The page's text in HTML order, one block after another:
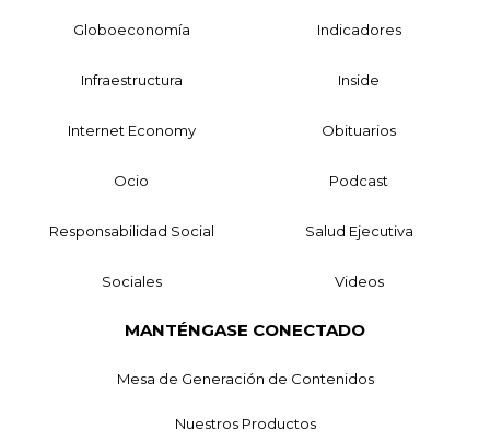
Globoeconomía Indicadores
Infraestructura Inside
Internet Economy Obituarios
Ocio Podcast
Responsabilidad Social Salud Ejecutiva
Sociales Videos
MANTÉNGASE CONECTADO
Mesa de Generación de Contenidos
Nuestros Productos